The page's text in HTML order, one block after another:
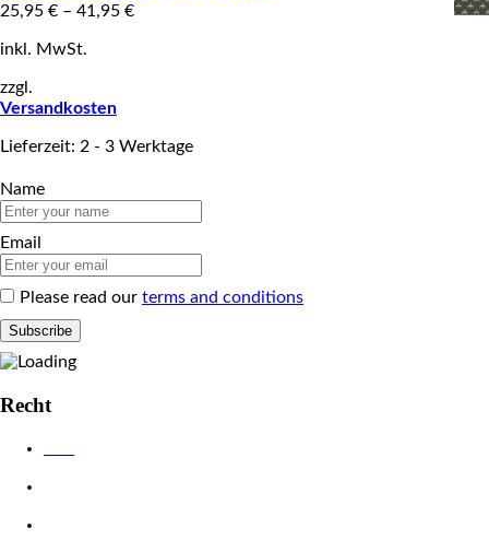
25,95 € – 41,95 €
inkl. MwSt.
zzgl.
Versandkosten
Lieferzeit: 2 - 3 Werktage
Name
Email
Please read our terms and conditions
Recht